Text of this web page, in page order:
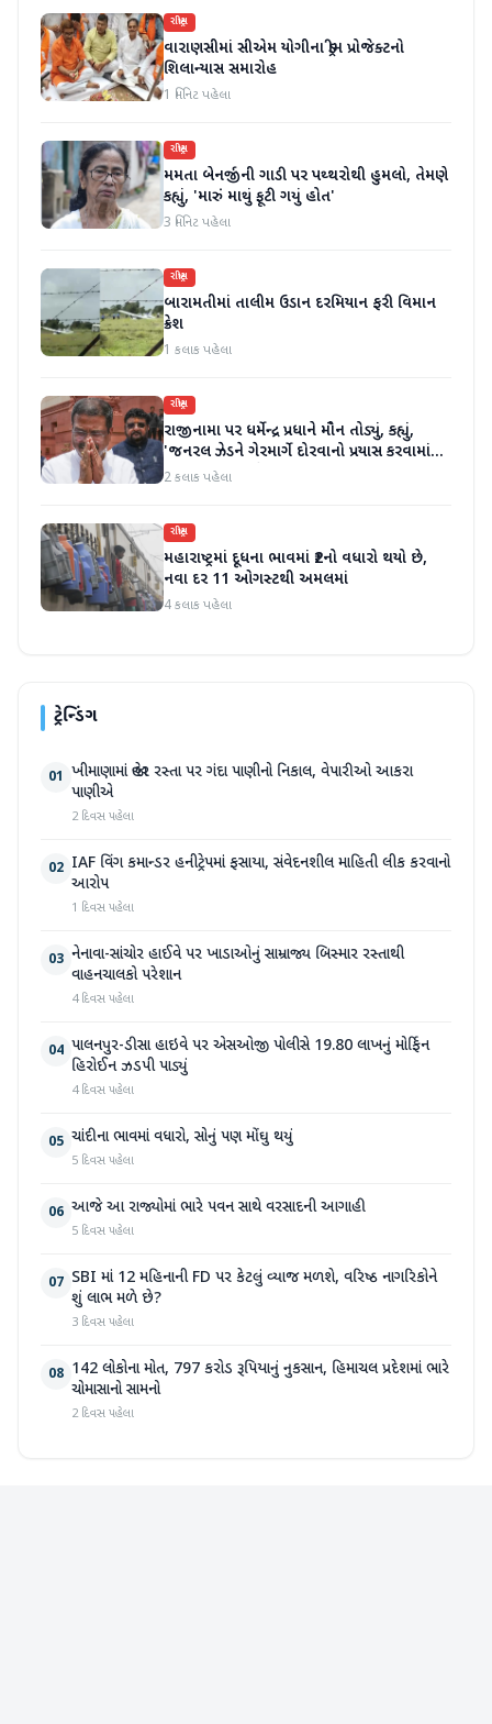
રાષ્ટ્રીય
વારાણસીમાં સીએમ યોગીના ડ્રીમ પ્રોજેક્ટનો
શિલાન્યાસ સમારોહ
1 મિનિટ પહેલા
રાષ્ટ્રીય
મમતા બેનર્જીની ગાડી પર પથ્થરોથી હુમલો, તેમણે
કહ્યું, 'મારું માથું ફૂટી ગયું હોત'
3 મિનિટ પહેલા
રાષ્ટ્રીય
બારામતીમાં તાલીમ ઉડાન દરમિયાન ફરી વિમાન
ક્રેશ
1 કલાક પહેલા
રાષ્ટ્રીય
રાજીનામા પર ધર્મેન્દ્ર પ્રધાને મૌન તોડ્યું, કહ્યું,
'જનરલ ઝેડને ગેરમાર્ગે દોરવાનો પ્રયાસ કરવામાં
આવ્યો, મારા માટે પદ મહત્વનું નથી'
2 કલાક પહેલા
રાષ્ટ્રીય
મહારાષ્ટ્રમાં દૂધના ભાવમાં ₹2નો વધારો થયો છે,
નવા દર 11 ઓગસ્ટથી અમલમાં
4 કલાક પહેલા
ટ્રેન્ડિંગ
01 ખીમાણામાં જાહેર રસ્તા પર ગંદા પાણીનો નિકાલ, વેપારીઓ આકરા
પાણીએ
2 દિવસ પહેલા
02 IAF વિંગ કમાન્ડર હનીટ્રેપમાં ફસાયા, સંવેદનશીલ માહિતી લીક કરવાનો
આરોપ
1 દિવસ પહેલા
03 નેનાવા-સાંચોર હાઈવે પર ખાડાઓનું સામ્રાજ્ય બિસ્માર રસ્તાથી
વાહનચાલકો પરેશાન
4 દિવસ પહેલા
04 પાલનપુર-ડીસા હાઇવે પર એસઓજી પોલીસે 19.80 લાખનું મોર્ફિન
હિરોઈન ઝડપી પાડ્યું
4 દિવસ પહેલા
05 ચાંદીના ભાવમાં વધારો, સોનું પણ મોંઘુ થયું
5 દિવસ પહેલા
06 આજે આ રાજ્યોમાં ભારે પવન સાથે વરસાદની આગાહી
5 દિવસ પહેલા
07 SBI માં 12 મહિનાની FD પર કેટલું વ્યાજ મળશે, વરિષ્ઠ નાગરિકોને
શું લાભ મળે છે?
3 દિવસ પહેલા
08 142 લોકોના મોત, 797 કરોડ રૂપિયાનું નુકસાન, હિમાચલ પ્રદેશમાં ભારે
ચોમાસાનો સામનો
2 દિવસ પહેલા